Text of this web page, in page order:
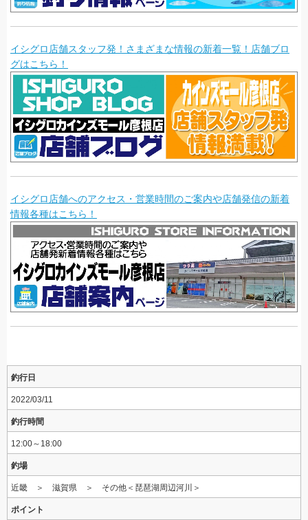
イシグロ店舗スタッフ発！さまざまな情報の新着一覧！店舗ブロ
グはこちら！
イシグロ店舗へのアクセス・営業時間のご案内や店舗発信の新着
情報各種はこちら！
釣行日
2022/03/11
釣行時間
12:00～18:00
釣場
近畿 ＞ 滋賀県 ＞ その他＜琵琶湖周辺河川＞
ポイント